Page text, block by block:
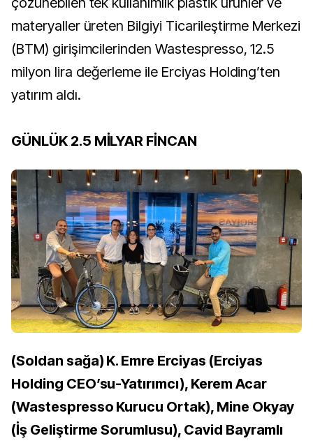
materyaller üreten Bilgiyi Ticarileştirme Merkezi
(BTM) girişimcilerinden Wastespresso, 12.5
milyon lira değerleme ile Erciyas Holding’ten
yatırım aldı.
GÜNLÜK 2.5 MİLYAR FİNCAN
(Soldan sağa) K. Emre Erciyas (Erciyas
Holding CEO’su-Yatırımcı), Kerem Acar
(Wastespresso Kurucu Ortak), Mine Okyay
(İş Geliştirme Sorumlusu), Cavid Bayramlı